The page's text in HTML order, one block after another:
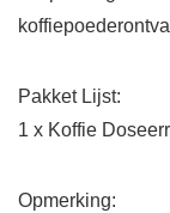
Pakket Lijst:
1 x Koffie
Opmerking: